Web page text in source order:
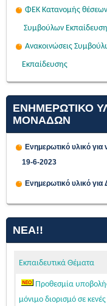
ΦΕΚ Κατανομής θέσεων
Συμβούλων
Ανακοινώσεις
Εκπαίδευσης
ΕΝΗΜΕΡΩΤΙΚΟ
ΜΟΝΑΔΩΝ
Ενημερωτικό
19-6-2023
Ενημερωτικό υλικό
ΝΈΑ!!
Εκπαιδευτικά Θέματα
Προθεσμία
μόνιμο διορισμό σε